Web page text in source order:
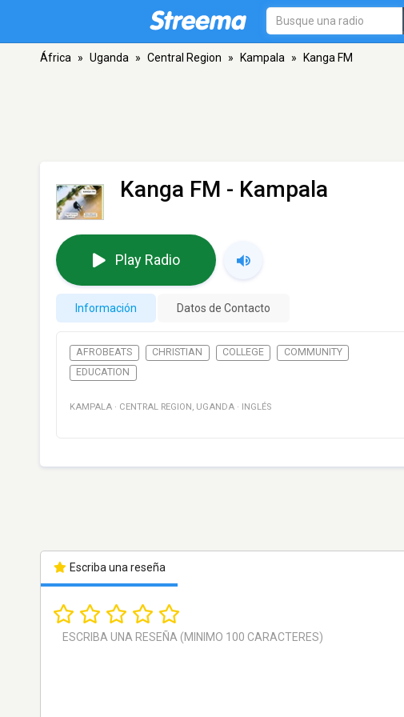
África » Uganda » Central Region » Kampala » Kanga FM
Kanga FM - Kampala
Play Radio
Información Datos de Contacto
AFROBEATS CHRISTIAN COLLEGE
COMMUNITY
EDUCATION
KAMPALA · CENTRAL REGION, UGANDA · INGLÉS
Escriba una reseña